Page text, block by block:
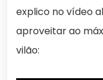
explico no vídeo
aproveitar ao
vilão: